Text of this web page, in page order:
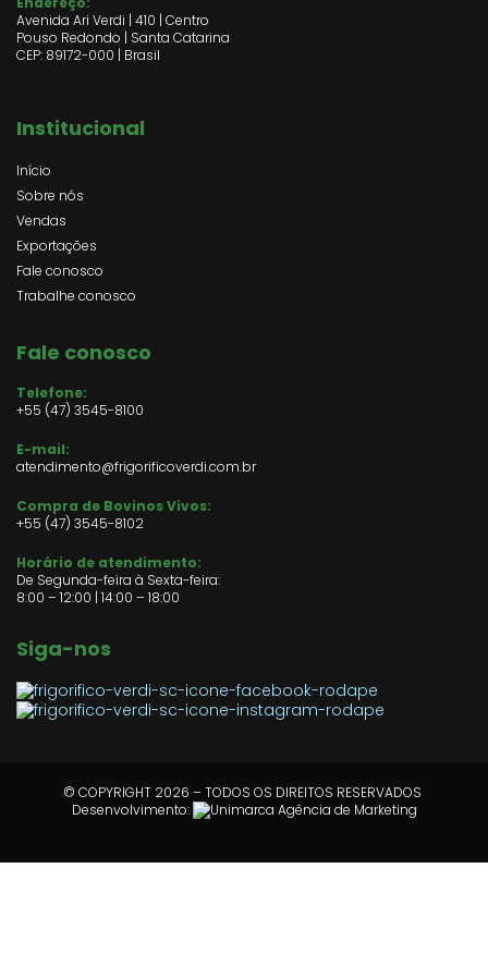
Avenida Ari Verdi | 410 | Centro
Pouso Redondo | Santa Catarina
CEP: 89172-000 | Brasil
Institucional
Início
Sobre nós
Vendas
Exportações
Fale conosco
Trabalhe conosco
Fale conosco
Telefone:
+55 (47) 3545-8100
E-mail:
atendimento@frigorificoverdi.com.br
Compra de Bovinos Vivos:
+55 (47) 3545-8102
Horário de atendimento:
De Segunda-feira à Sexta-feira:
8:00 – 12:00 | 14:00 – 18:00
Siga-nos
© COPYRIGHT 2026 – TODOS OS DIREITOS RESERVADOS
Desenvolvimento: